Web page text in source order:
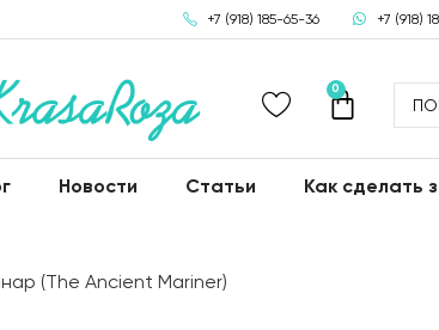
+7 (918) 185-65-36 +7 (918)
0
Новости Статьи Как сделать
(The Ancient Mariner)